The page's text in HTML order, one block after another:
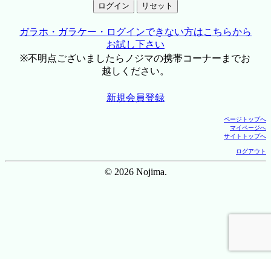
ガラホ・ガラケー・ログインできない方はこちらから
お試し下さい
※不明点ございましたらノジマの携帯コーナーまでお
越しください。
新規会員登録
ページトップへ
マイページへ
サイトトップへ
ログアウト
© 2026 Nojima.